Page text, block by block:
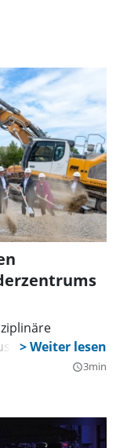
werden.
query_builder3min